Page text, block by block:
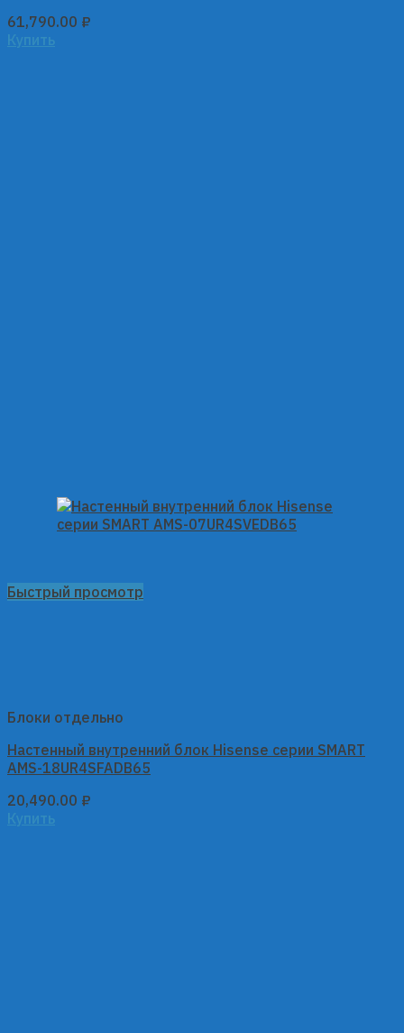
61,790.00 ₽
Купить
Быстрый просмотр
Блоки отдельно
Настенный внутренний блок Hisense серии SMART
AMS-18UR4SFADB65
20,490.00 ₽
Купить